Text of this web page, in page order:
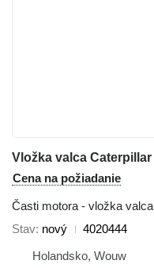
Cena na požiadanie
Časti motora - vložka valca
Stav nový
4020444
Holandsko, Wouw